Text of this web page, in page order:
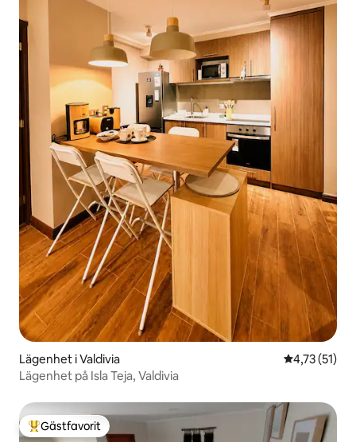
Lägenhet i Valdivia 4,73 av 5 i
4,73 (51)
Lägenhet på Isla Teja, Valdivia
Populär gästfavorit
Gästfavorit